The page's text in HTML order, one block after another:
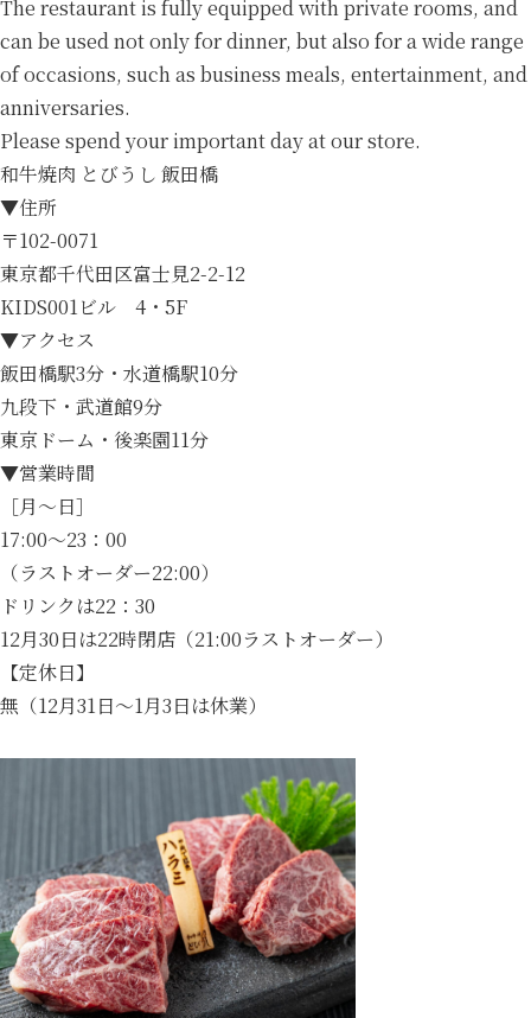
The restaurant is fully equipped with private rooms, and
can be used not only for dinner, but also for a wide range
of occasions, such as business meals, entertainment, and
anniversaries.
Please spend your important day at our store.
和牛焼肉 とびうし 飯田橋
▼住所
〒102-0071
東京都千代田区富士見2-2-12
KIDS001ビル 4・5F
▼アクセス
飯田橋駅3分・水道橋駅10分
九段下・武道館9分
東京ドーム・後楽園11分
▼営業時間
［月～日］
17:00～23：00
（ラストオーダー22:00）
ドリンクは22：30
12月30日は22時閉店（21:00ラストオーダー）
【定休日】
無（12月31日～1月3日は休業）